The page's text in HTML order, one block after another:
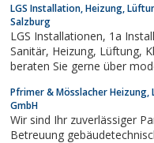
LGS Installation, Heizung,
Salzburg
LGS Installationen, 1a Installateur in Salzburg ist Fachmann für
Sanitär, Heizung, Lüftung, Klima und alternative Energie! Wir
beraten Sie gerne über
Pfrimer & Mösslacher Heizung,
GmbH
Wir sind Ihr zuverlässiger Partner
Betreuung